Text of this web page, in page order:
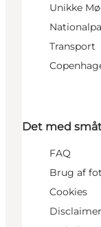
Unikke
Transport
Det med
FAQ
Brug af
Cookies
Disclaimer